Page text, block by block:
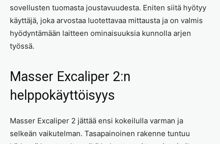
sovellusten tuomasta joustavuudesta. Eniten siitä hyötyy
käyttäjä, joka arvostaa luotettavaa mittausta ja on valmis
hyödyntämään laitteen ominaisuuksia kunnolla arjen
työssä.
Masser Excaliper 2:n
helppokäyttöisyys
Masser Excaliper 2 jättää ensi kokeilulla varman ja
selkeän vaikutelman. Tasapainoinen rakenne tuntuu